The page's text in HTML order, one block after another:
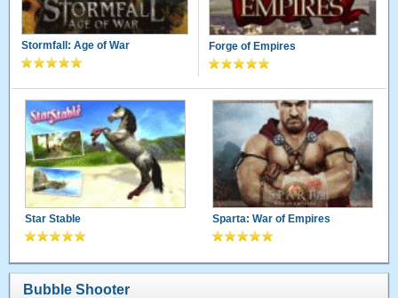
Stormfall: Age of War Forge of Empires
Star Stable Sparta: War of Empires
Bubble Shooter